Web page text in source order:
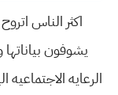
اكثر الناس
يشوفون
الرعايه